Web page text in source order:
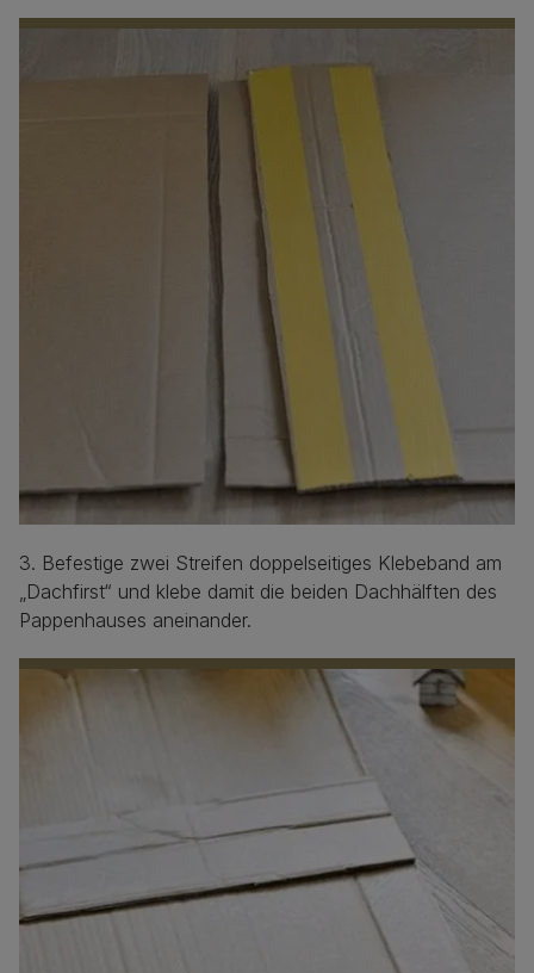
3. Befestige zwei Streifen doppelseitiges Klebeband am
„Dachfirst“ und klebe damit die beiden Dachhälften des
Pappenhauses aneinander.